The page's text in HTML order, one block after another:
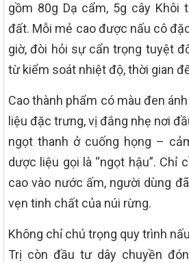
gồm 80g Dạ cẩm, 5g cây Khôi
đất. Mỗi mẻ cao được nấu cô
giờ, đòi hỏi sự cẩn trọng tuyệt
từ kiểm soát nhiệt độ, thời gian
Cao thành phẩm có màu đen
liệu đặc trưng, vị đắng nhẹ nơi
ngọt thanh ở cuống họng –
dược liệu gọi là “ngọt hậu”. Chỉ
cao vào nước ấm, người dùng
vẹn tinh chất của núi rừng.
Không chỉ chú trọng quy trình
Trị còn đầu tư dây chuyền